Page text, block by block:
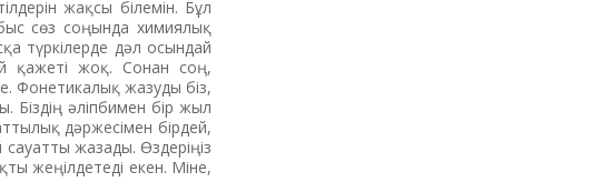
жақсы білемін. Бұл
сөз соңында химиялық
түркілерде дәл осындай
қажеті жоқ. Сонан соң,
Фонетикалық жазуды біз,
әліпбимен бір жыл
дәржесімен бірдей,
жазады. Өздеріңіз
жеңілдетеді екен. Міне,